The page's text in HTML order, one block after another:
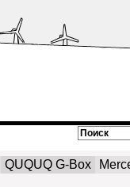
QUQUQ G-Box